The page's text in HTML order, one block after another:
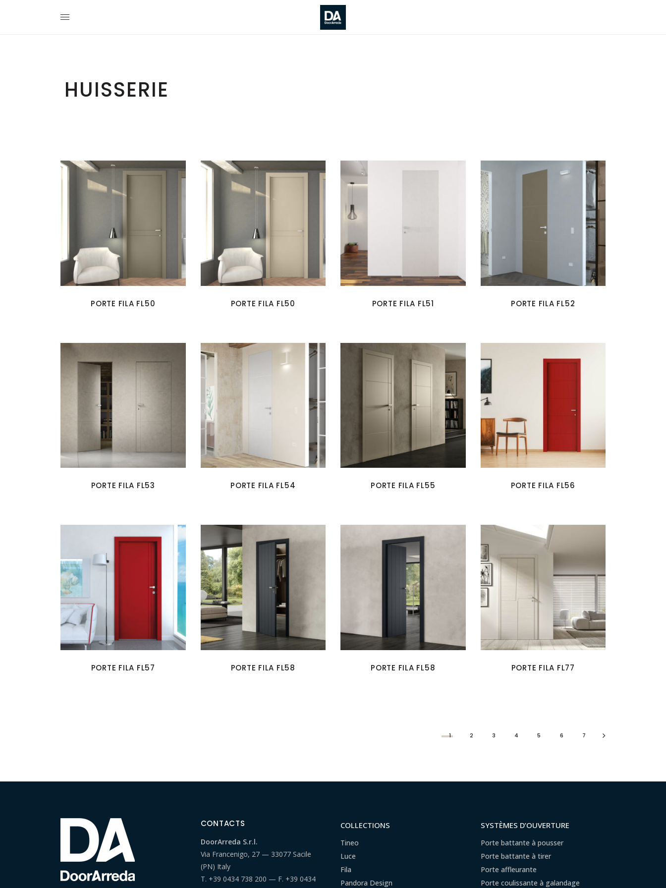
HUISSERIE
PORTE FILA FL50 PORTE FILA FL50 PORTE FILA FL51 PORTE FILA FL52
PORTE FILA FL53 PORTE FILA FL54 PORTE FILA FL55 PORTE FILA FL56
PORTE FILA FL57 PORTE FILA FL58 PORTE FILA FL58 PORTE FILA FL77
1 2 3 4 5 6 7
CONTACTS
DoorArreda S.r.l.
Via Francenigo, 27 — 33077 Sacile
(PN) Italy
T. +39 0434 738 200 — F. +39 0434
COLLECTIONS
Tineo
Luce
Fila
Pandora Design
SYSTÈMES D’OUVERTURE
Porte battante à pousser
Porte battante à tirer
Porte affleurante
Porte coulissante à galandage